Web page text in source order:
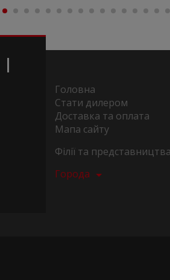
Головна
Стати дилером
Доставка та оплата
Мапа сайту
Філії та представництва
Города